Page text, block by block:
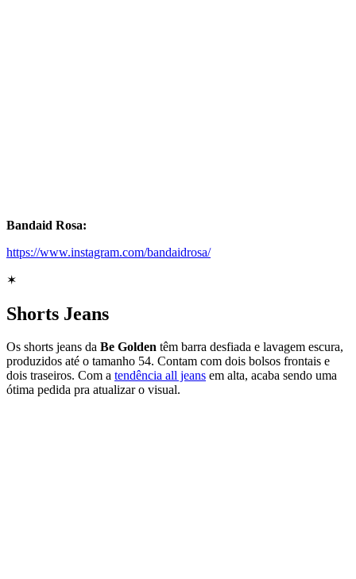
Bandaid Rosa:
https://www.instagram.com/bandaidrosa/
✶
Shorts Jeans
Os shorts jeans da Be Golden têm barra desfiada e lavagem escura,
produzidos até o tamanho 54. Contam com dois bolsos frontais e
dois traseiros. Com a tendência all jeans em alta, acaba sendo uma
ótima pedida pra atualizar o visual.